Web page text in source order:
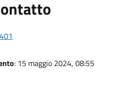
: 15 maggio 2024, 08:55